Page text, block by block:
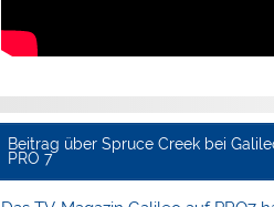
Beitrag über Spruce Creek bei
PRO 7